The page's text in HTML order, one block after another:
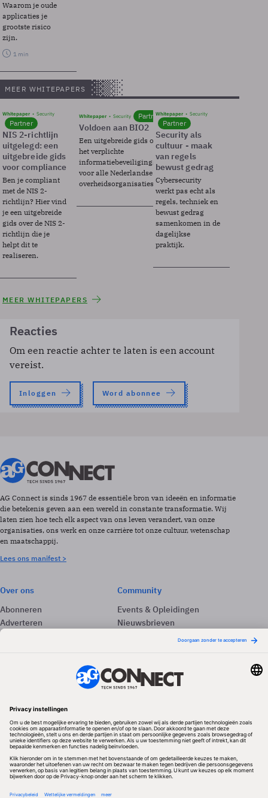
Waarom je oude
applicaties je
grootste risico
zijn.
1 min
MEER WHITEPAPERS
Whitepaper Security
Partner
NIS 2-richtlijn
uitgelegd: een
uitgebreide gids
voor compliance
Ben je compliant
met de NIS 2-
richtlijn? Hier vind
je een uitgebreide
gids over de NIS 2-
richtlijn die je
helpt dit te
realiseren.
Whitepaper Security Partner
Voldoen aan BIO2
Een uitgebreide gids over BIO2,
het verplichte
informatiebeveiligingsframework
voor alle Nederlandse
overheidsorganisaties.
Whitepaper Security
Partner
Security als
cultuur - maak
van regels
bewust gedrag
Cybersecurity
werkt pas echt als
regels, techniek en
bewust gedrag
samenkomen in de
dagelijkse
praktijk.
MEER WHITEPAPERS
Reacties
Om een reactie achter te laten is een account
vereist.
Inloggen Word abonnee
AG Connect is sinds 1967 de essentiële bron van ideeën en informatie
die betekenis geven aan een wereld in constante transformatie. Wij
laten zien hoe tech elk aspect van ons leven verandert, van onze
organisaties, ons werk en onze carrière tot onze cultuur, wetenschap
en maatschappij.
Lees ons manifest >
Over ons
Abonneren
Adverteren
Community
Events & Opleidingen
Nieuwsbrieven
Redactionele partner